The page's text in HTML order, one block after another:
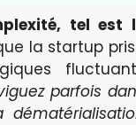
tel est
la startup
parfois